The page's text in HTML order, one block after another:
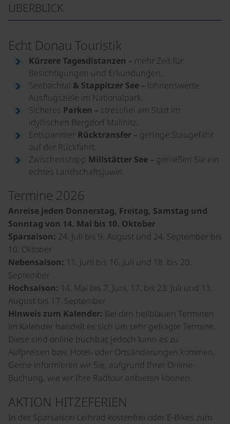
ÜBERBLICK
Echt Donau Touristik
Kürzere Tagesdistanzen – mehr Zeit für
Besichtigungen und Erkundungen.
Seebachtal & Stappitzer See – lohnenswerte
Ausflugsziele im Nationalpark.
Sicheres Parken – stressfrei am Start im
idyllischen Bergdorf Mallnitz.
Entspannter Rücktransfer – geringe Staugefahr
auf der Rückfahrt.
Zwischenstopp Millstätter See – genießen Sie ein
echtes Landschaftsjuwel.
Termine 2026
Anreise jeden Donnerstag, Freitag, Samstag und
Sonntag von 14. Mai bis 10. Oktober
Sparsaison: 24. Juli bis 9. August und 24. September bis
10. Oktober
Nebensaison: 11. Juni bis 16. Juli und 18. bis 20.
September
Hochsaison: 14. Mai bis 7. Juni, 17. bis 23. Juli und 13.
August bis 17. September
Hinweis zum Kalender: Bei den hellblauen Terminen
im Kalender handelt es sich um sehr gefragte Termine.
Diese sind online buchbar, jedoch kann es zu
Aufpreisen bzw. Hotel- oder Ortsänderungen kommen.
Gerne informieren wir Sie, aufgrund Ihrer Online-
Buchung, wie wir Ihre Radtour anbieten können.
AKTION HITZEFERIEN
In der Sparsaison Leihrad kostenfrei oder E-Bikes zum